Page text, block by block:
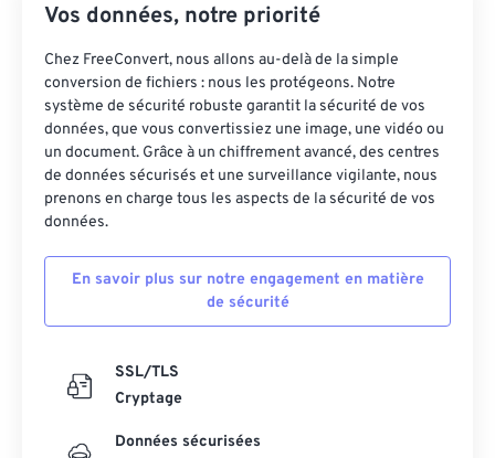
Vos données, notre priorité
Chez FreeConvert, nous allons au-delà de la simple
conversion de fichiers : nous les protégeons. Notre
système de sécurité robuste garantit la sécurité de vos
données, que vous convertissiez une image, une vidéo ou
un document. Grâce à un chiffrement avancé, des centres
de données sécurisés et une surveillance vigilante, nous
prenons en charge tous les aspects de la sécurité de vos
données.
En savoir plus sur notre engagement en matière
de sécurité
SSL/TLS
Cryptage
Données sécurisées